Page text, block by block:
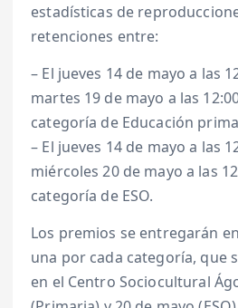
estadísticas de
retenciones entre:
– El jueves 14 de mayo a las
martes 19 de mayo a las
categoría de Educación
– El jueves 14 de mayo a las
miércoles 20 de mayo a las
categoría de ESO.
Los premios se entregarán
una por cada categoría, que
en el Centro Sociocultural